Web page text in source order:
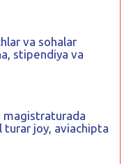
va sohalar
stipendiya va
magistraturada
turar joy, aviachipta